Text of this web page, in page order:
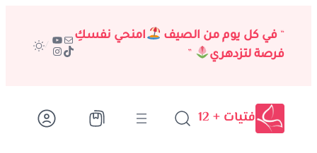
المحتوى
“في كل يوم من الصيف
امنحي نفسكِ
فرصة لتزدهري
”
بريديوتيوب
تيك توكإنستجرام
/
فتيات + 12